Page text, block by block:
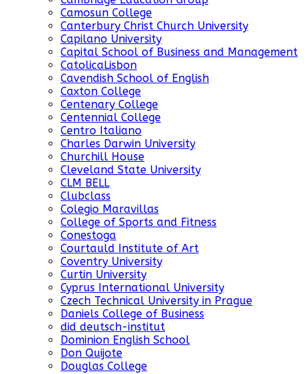
Camosun College
Canterbury Christ Church University
Capilano University
Capital School of Business and Management
CatolicaLisbon
Cavendish School of English
Caxton College
Centenary College
Centennial College
Centro Italiano
Charles Darwin University
Churchill House
Cleveland State University
CLM BELL
Clubclass
Colegio Maravillas
College of Sports and Fitness
Conestoga
Courtauld Institute of Art
Coventry University
Curtin University
Cyprus International University
Czech Technical University in Prague
Daniels College of Business
did deutsch-institut
Dominion English School
Don Quijote
Douglas College